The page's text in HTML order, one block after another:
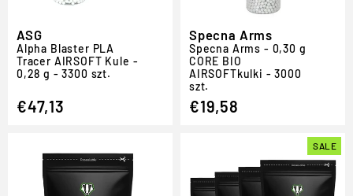
ASG
Alpha Blaster PLA
Tracer AIRSOFT Kule -
0,28 g - 3300 szt.
€47,13
Specna Arms
Specna Arms - 0,30 g
CORE BIO
AIRSOFTkulki - 3000
szt.
€19,58
SALE